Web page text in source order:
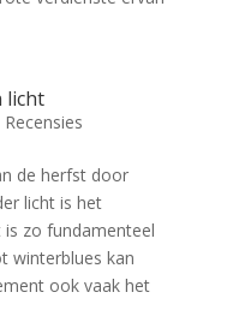
licht
Recensies
de herfst door
licht is het
is zo fundamenteel
winterblues kan
ook vaak het